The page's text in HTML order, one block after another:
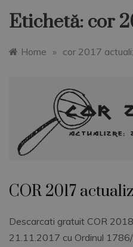
Etichetă: cor
Home » cor 2017
COR 2017
Descarcati gratuit COR
21.11.2017 cu Ordinul